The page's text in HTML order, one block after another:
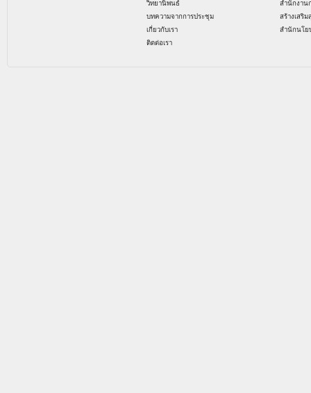
วิทยานิพนธ์
บทความจากการประชุม
เกี่ยวกับเรา
ติดต่อเรา
สำนักงาน
สร้างเสริ
สำนักนโย